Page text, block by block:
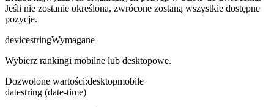
Jeśli nie zostanie określona, zwrócone zostaną wszystkie dostępne
pozycje.
devicestringWymagane
Wybierz rankingi mobilne lub desktopowe.
Dozwolone wartości:desktopmobile
datestring (date-time)